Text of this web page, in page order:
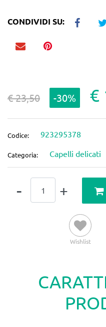
CONDIVIDI SU:
€ 23,50 -30% €
Codice: 923295378
Categoria: Capelli delicati
Wishlist